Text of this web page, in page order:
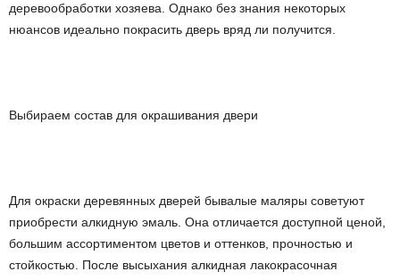
деревообработки хозяева. Однако без знания некоторых
нюансов идеально покрасить дверь вряд ли получится.
Выбираем состав для окрашивания двери
Для окраски деревянных дверей бывалые маляры советуют
приобрести алкидную эмаль. Она отличается доступной ценой,
большим ассортиментом цветов и оттенков, прочностью и
стойкостью. После высыхания алкидная лакокрасочная